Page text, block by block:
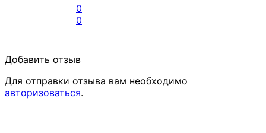
0
0
Добавить отзыв
Для отправки отзыва вам необходимо
авторизоваться.